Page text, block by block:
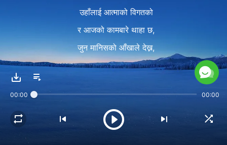
उहाँलाई आत्माको विगतको
र आजको कामबारे थाहा छ,
जुन मानिसको आँखाले देख्न,
र कानले सुन्न सक्तैन।
कोरस २
00:00 00:00